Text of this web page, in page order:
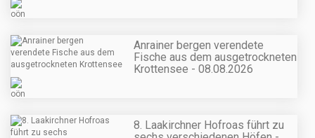
Anrainer bergen verendete
Fische aus dem ausgetrockneten
Krottensee - 08.08.2026
8. Laakirchner Hofroas führt zu